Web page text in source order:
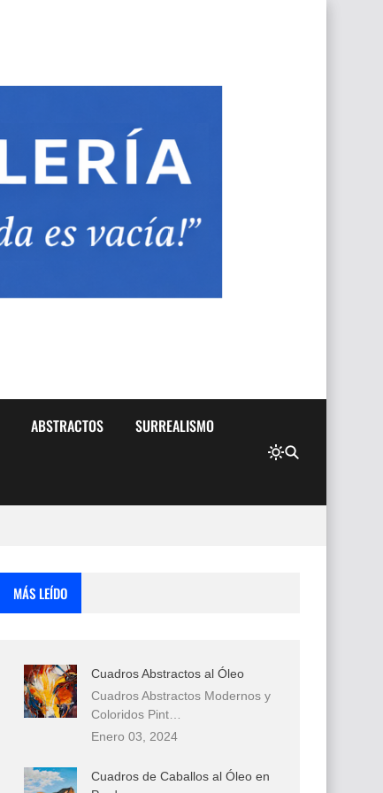
ABSTRACTOS SURREALISMO
MÁS LEÍDO
Cuadros Abstractos al Óleo
Cuadros Abstractos Modernos y
Coloridos Pint…
Enero 03, 2024
Cuadros de Caballos al Óleo en